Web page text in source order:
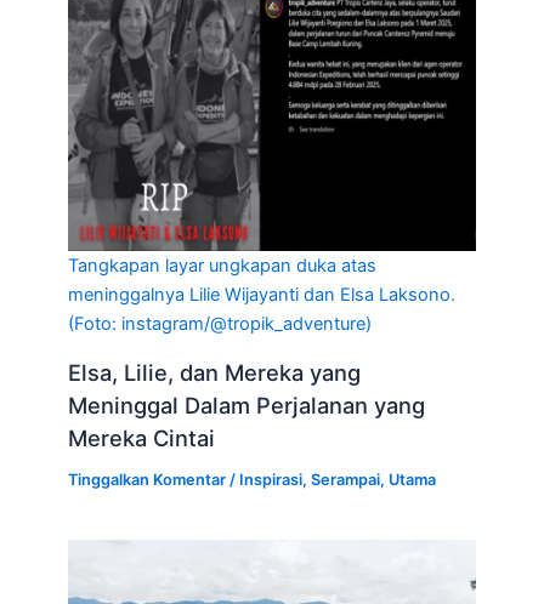
Tangkapan layar ungkapan duka atas
meninggalnya Lilie Wijayanti dan Elsa Laksono.
(Foto: instagram/@tropik_adventure)
Elsa, Lilie, dan Mereka yang
Meninggal Dalam Perjalanan yang
Mereka Cintai
Tinggalkan Komentar / Inspirasi,Serampai, Utama